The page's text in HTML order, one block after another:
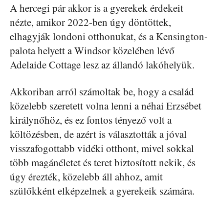
A hercegi pár akkor is a gyerekek érdekeit
nézte, amikor 2022-ben úgy döntöttek,
elhagyják londoni otthonukat, és a Kensington-
palota helyett a Windsor közelében lévő
Adelaide Cottage lesz az állandó lakóhelyük.
Akkoriban arról számoltak be, hogy a család
közelebb szeretett volna lenni a néhai Erzsébet
királynőhöz, és ez fontos tényező volt a
költözésben, de azért is választották a jóval
visszafogottabb vidéki otthont, mivel sokkal
több magánéletet és teret biztosított nekik, és
úgy érezték, közelebb áll ahhoz, amit
szülőkként elképzelnek a gyerekeik számára.